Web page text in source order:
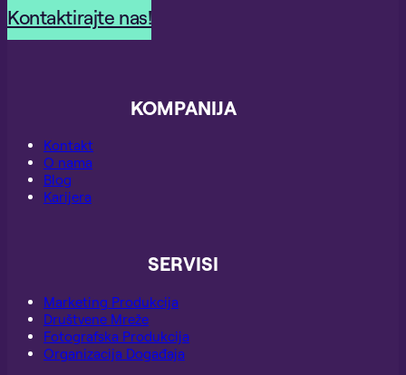
Kontaktirajte nas!
KOMPANIJA
Kontakt
O nama
Blog
Karijera
SERVISI
Marketing Produkcija
Društvene Mreže
Fotografska Produkcija
Organizacija Događaja